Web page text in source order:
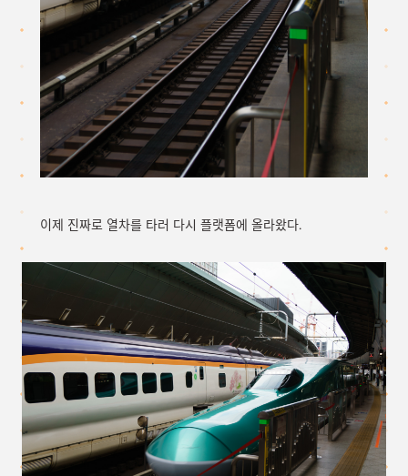
이제 진짜로 열차를 타러 다시 플랫폼에 올라왔다.